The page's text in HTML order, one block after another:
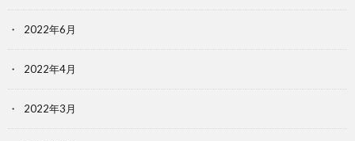
2022年6月
2022年4月
2022年3月